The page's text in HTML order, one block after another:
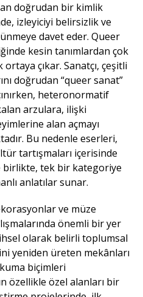
doğrudan bir kimlik
izleyiciyi belirsizlik ve
davet eder. Queer
kesin tanımlardan çok
çıkar. Sanatçı, çeşitli
doğrudan “queer sanat”
heteronormatif
arzulara, ilişki
alan açmayı
Bu nedenle eserleri,
tartışmaları içerisinde
birlikte, tek bir kategoriye
anlatılar sunar.
ve müze
önemli bir yer
olarak belirli toplumsal
yeniden üreten mekânları
biçimleri
özellikle özel alanları bir